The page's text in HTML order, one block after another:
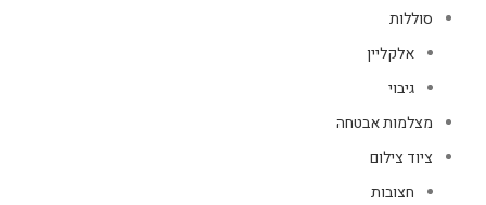
סוללות
אלקליין
גיבוי
מצלמות אבטחה
ציוד צילום
חצובות